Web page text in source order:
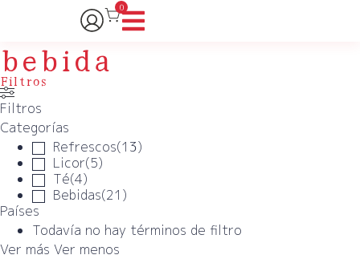
0
bebida
Filtros
Filtros
Categorías
Refrescos(13)
Licor(5)
Té(4)
Bebidas(21 )
Países
Todavía no hay términos de filtro
Ver más Ver menos